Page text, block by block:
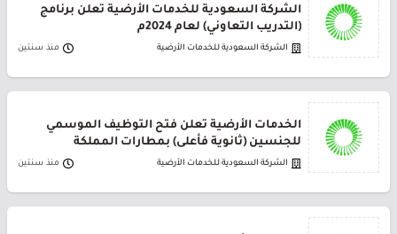
الشركة السعودية للخدمات الأرضية تعلن برنامج
(التدريب التعاوني) لعام 2024م
الشركة السعودية للخدمات الأرضية منذ سنتين
الخدمات الأرضية تعلن فتح التوظيف الموسمي
للجنسين (ثانوية فأعلى) بمطارات المملكة
الشركة السعودية للخدمات الأرضية منذ سنتين